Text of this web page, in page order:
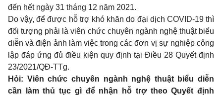
đến hết ngày 31 tháng 12 năm 2021.
Do vậy, để được hỗ trợ khó khăn do đại dịch COVID-19 thì
đối tượng phải là viên chức chuyên ngành nghệ thuật biểu
diễn và điện ảnh làm việc trong các đơn vị sự nghiệp công
lập đáp ứng đủ điều kiện quy định tại Điều 28 Quyết định
23/2021/QĐ-TTg.
Hỏi: Viên chức chuyên ngành nghệ thuật biểu diễn
cần làm thủ tục gì để nhận hỗ trợ theo Quyết định